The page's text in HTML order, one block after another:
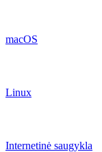
macOS
Linux
Internetinė saugykla